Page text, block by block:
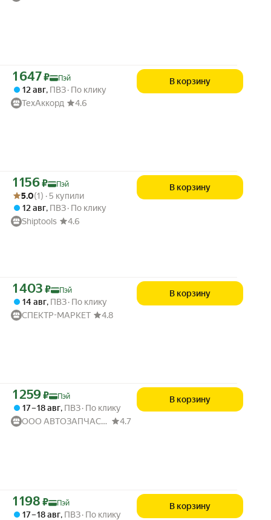
Цена с картой Яндекс Пэй 1647 ₽ вместо
1 647₽ Пэй
12 авг, ПВЗ По клику
ТехАккорд
4.6
В корзину
Цена с картой Яндекс Пэй 1156 ₽ вместо
1 156₽
Пэй
Рейтинг товара: 5.0 из 5
Оценок: (1) · 5 купили
5.0(1) · 5 купили
12 авг, ПВЗ По клику
Shiptools
4.6
В корзину
Цена с картой Яндекс Пэй 1403 ₽ вместо
1 403 ₽ Пэй
14 авг, ПВЗ По клику
СПЕКТР-МАРКЕТ
4.8
В корзину
Цена с картой Яндекс Пэй 1259 ₽ вместо
1 259₽ Пэй
17 – 18 авг, ПВЗ По клику
ООО АВТОЗАПЧАСТИ52
4.7
В корзину
Цена с картой Яндекс Пэй 1198 ₽ вместо
1 198 ₽ Пэй
17 – 18 авг, ПВЗ По клику
В корзину